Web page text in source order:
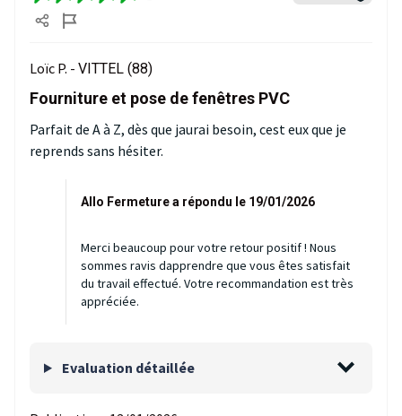
Loïc P. - VITTEL (88)
Fourniture et pose de fenêtres PVC
Parfait de A à Z, dès que jaurai besoin, cest eux que je
reprends sans hésiter.
Allo Fermeture a répondu le 19/01/2026
Merci beaucoup pour votre retour positif ! Nous
sommes ravis dapprendre que vous êtes satisfait
du travail effectué. Votre recommandation est très
appréciée.
Evaluation détaillée